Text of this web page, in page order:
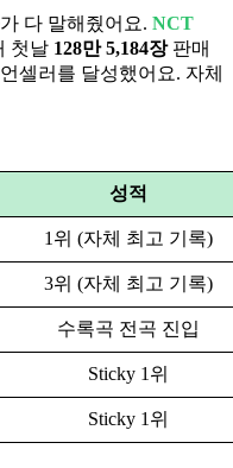
다 말해줬어요. NCT
첫날 128만 5,184장판매
셀러를 달성했어요. 자체
성적
1위 (자체 최고 기록)
3위 (자체 최고 기록)
수록곡 전곡 진입
Sticky 1위
Sticky 1위